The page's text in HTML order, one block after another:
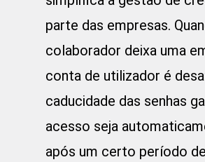
parte das empresas.
colaborador deixa uma
conta de utilizador é
caducidade das senhas
acesso seja
após um certo período